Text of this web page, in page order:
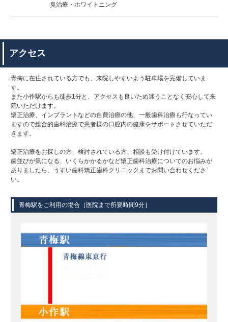
臭治療・ホワイトニング
アクセス
青梅に在住されている方でも、来院しやすいよう駐車場を完備していま
す。
また小作駅からも徒歩1分と、アクセスも良いため迷うことなく安心して来
院いただけます。
矯正治療、インプラントなどの自費治療の他、一般歯科治療も行なってい
ますので総合的歯科治療で患者様の口腔内の健康をサポートさせていただ
きます。
矯正治療をお探しの方、検討されている方、相談も受け付けています。
歯並びが気になる、いくらかかるかなど矯正歯科治療についてのお悩みが
ありましたら、うすい歯科矯正歯科クリニックまでお問い合わせくださ
い。
青梅駅をご利用の場合［医院まで所要時間9分］